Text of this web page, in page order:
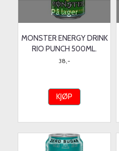
På lager
MONSTER ENERGY DRINK
RIO PUNCH 500ML.
38,-
KJØP